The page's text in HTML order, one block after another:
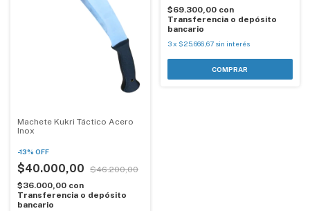
Machete Kukri Táctico Acero
Inox
-13% OFF
$40.000,00
$46.200,00
$36.000,00 con
Transferencia o depósito
bancario
$69.300,00 con
Transferencia o depósito
bancario
3 x $25.666,67 sin interés